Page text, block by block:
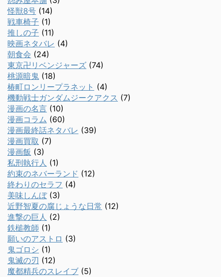
怪獣8号 (14)
戦車椅子 (1)
推しの子 (11)
映画ネタバレ (4)
朝食会 (24)
東京卍リベンジャーズ (74)
桃源暗鬼 (18)
椿町ロンリープラネット (4)
機動戦士ガンダムジークアクス (7)
漫画の名言 (10)
漫画コラム (60)
漫画最終話ネタバレ (39)
漫画買取 (7)
漫画飯 (3)
私刑執行人 (1)
約束のネバーランド (12)
終わりのセラフ (4)
美味しんぼ(3)
近野智夏の腐じょうな日常 (12)
進撃の巨人 (2)
鉄槌教師 (1)
願いのアストロ (3)
鬼ゴロシ (1)
鬼滅の刃 (12)
魔都精兵のスレイブ (5)